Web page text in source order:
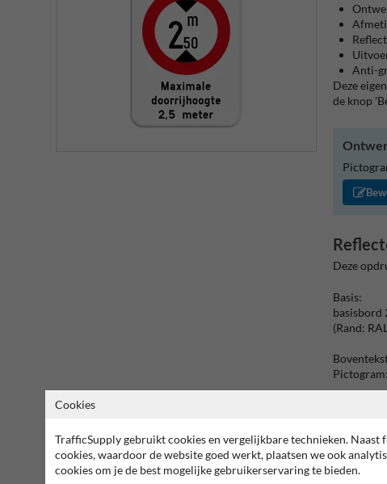
Anti-
Deze
de knop
Deze
Basis:
(Rand:
Tekstvlak:
Maximale
Cookies
TrafficSupply gebruikt cookies en vergelijkbare technieken. Naast
cookies, waardoor de website goed werkt, plaatsen we ook
cookies om je de best mogelijke gebruikerservaring te bieden.